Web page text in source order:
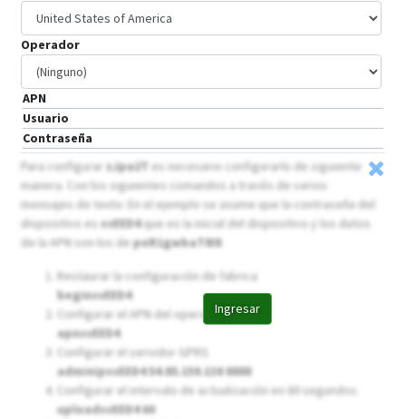
Operador
APN
Usuario
Contraseña
Ingresar
Para configurar zJpa2T es necesario configurarlo de siguiente
manera. Con los siguientes comandos a través de varios
mensajes de texto: En el ejemplo se asume que la contraseña del
dispositivo es svEED4que es la inicial del dispositivo y los datos
de la APN son los depeR1gwbaT8I8
Restaurar la configuración de fabrica
beginsvEED4
Configurar el APN del operador
apnsvEED4
Configurar el servidor GPRS
adminipsvEED4 54.85.159.138 8888
Configurar el intervalo de actualización en 60 segundos
uploadsvEED4 60